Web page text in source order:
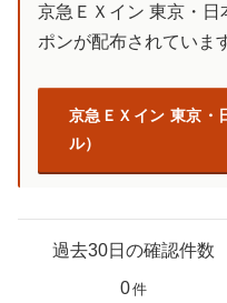
京急ＥＸイン 東京・
ポンが配布されていま
京急ＥＸイン 東京・
ル）
過去30日の確認件数
0件